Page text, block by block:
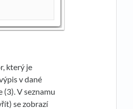
který je
v dané
V seznamu
se zobrazí